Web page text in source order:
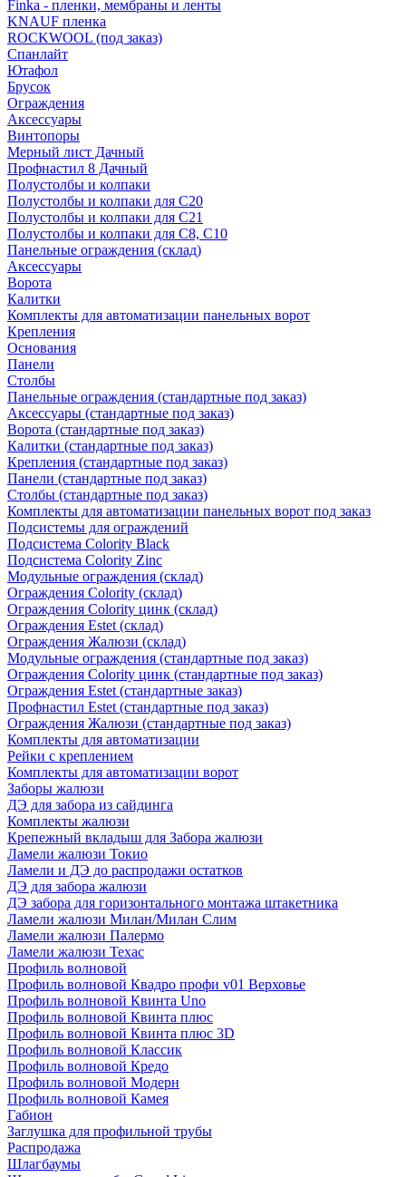
Finka - пленки, мембраны и ленты
KNAUF пленка
ROCKWOOL (под заказ)
Спанлайт
Ютафол
Брусок
Ограждения
Аксессуары
Винтопоры
Мерный лист Дачный
Профнастил 8 Дачный
Полустолбы и колпаки
Полустолбы и колпаки для С20
Полустолбы и колпаки для С21
Полустолбы и колпаки для С8, С10
Панельные ограждения (склад)
Аксессуары
Ворота
Калитки
Комплекты для автоматизации панельных ворот
Крепления
Основания
Панели
Столбы
Панельные ограждения (стандартные под заказ)
Аксессуары (стандартные под заказ)
Ворота (стандартные под заказ)
Калитки (стандартные под заказ)
Крепления (стандартные под заказ)
Панели (стандартные под заказ)
Столбы (стандартные под заказ)
Комплекты для автоматизации панельных ворот под заказ
Подсистемы для ограждений
Подсистема Colority Black
Подсистема Colority Zinc
Модульные ограждения (склад)
Ограждения Colority (склад)
Ограждения Colority цинк (склад)
Ограждения Estet (склад)
Ограждения Жалюзи (склад)
Модульные ограждения (стандартные под заказ)
Ограждения Colority цинк (стандартные под заказ)
Ограждения Estet (стандартные заказ)
Профнастил Estet (стандартные под заказ)
Ограждения Жалюзи (стандартные под заказ)
Комплекты для автоматизации
Рейки с креплением
Комплекты для автоматизации ворот
Заборы жалюзи
ДЭ для забора из сайдинга
Комплекты жалюзи
Крепежный вкладыш для Забора жалюзи
Ламели жалюзи Токио
Ламели и ДЭ до распродажи остатков
ДЭ для забора жалюзи
ДЭ забора для горизонтального монтажа штакетника
Ламели жалюзи Милан/Милан Слим
Ламели жалюзи Палермо
Ламели жалюзи Техас
Профиль волновой
Профиль волновой Квадро профи v01 Верховье
Профиль волновой Квинта Uno
Профиль волновой Квинта плюс
Профиль волновой Квинта плюс 3D
Профиль волновой Классик
Профиль волновой Кредо
Профиль волновой Модерн
Профиль волновой Камея
Габион
Заглушка для профильной трубы
Распродажа
Шлагбаумы